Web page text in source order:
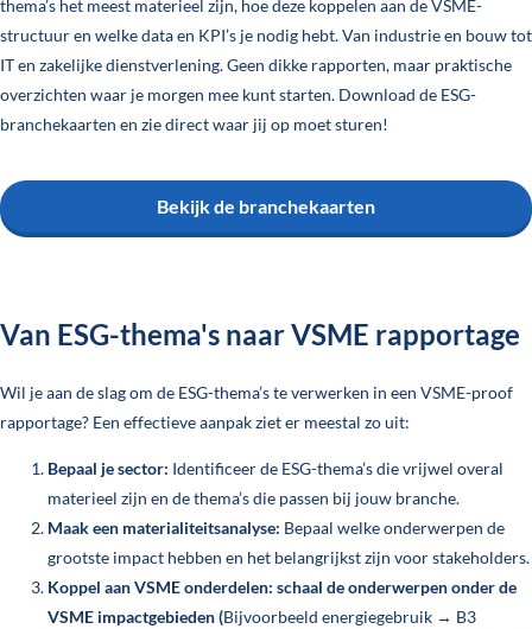
thema’s het meest materieel zijn, hoe deze koppelen aan de VSME-
structuur en welke data en KPI’s je nodig hebt. Van industrie en bouw tot
IT en zakelijke dienstverlening. Geen dikke rapporten, maar praktische
overzichten waar je morgen mee kunt starten. Download de ESG-
branchekaarten en zie direct waar jij op moet sturen!
Bekijk de branchekaarten
Van ESG-thema's naar VSME rapportage
Wil je aan de slag om de ESG-thema’s te verwerken in een VSME-proof
rapportage? Een effectieve aanpak ziet er meestal zo uit:
Bepaal je sector: Identificeer de ESG-thema’s die vrijwel overal
materieel zijn en de thema’s die passen bij jouw branche.
Maak een materialiteitsanalyse: Bepaal welke onderwerpen de
grootste impact hebben en het belangrijkst zijn voor stakeholders.
Koppel aan VSME onderdelen: schaal de onderwerpen onder de
VSME impactgebieden (Bijvoorbeeld energiegebruik → B3